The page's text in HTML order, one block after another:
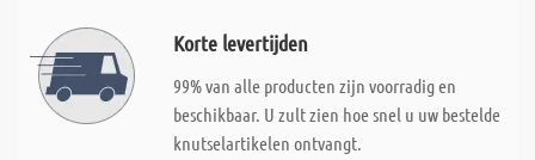
Korte levertijden
99% van alle producten zijn voorradig en
beschikbaar. U zult zien hoe snel u uw bestelde
knutselartikelen ontvangt.